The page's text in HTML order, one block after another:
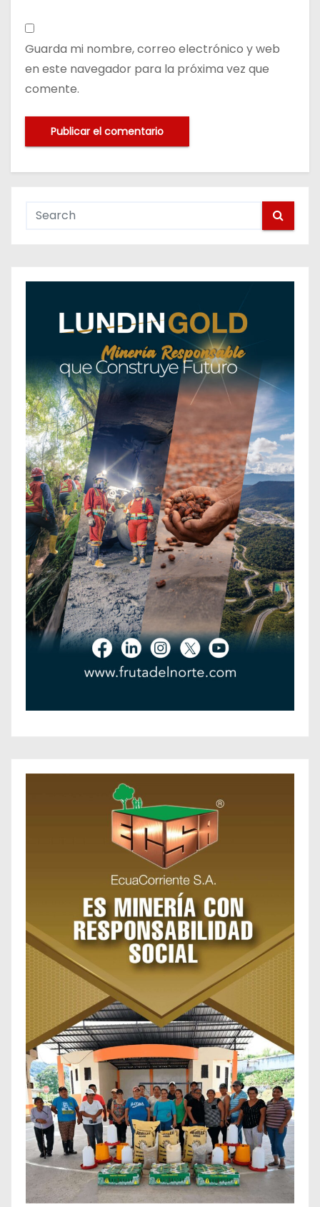
Guarda mi nombre, correo electrónico y web
en este navegador para la próxima vez que
comente.